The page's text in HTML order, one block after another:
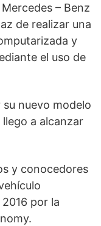
– Benz
de realizar una
y
el uso de
nuevo modelo
a alcanzar
y conocedores
por la